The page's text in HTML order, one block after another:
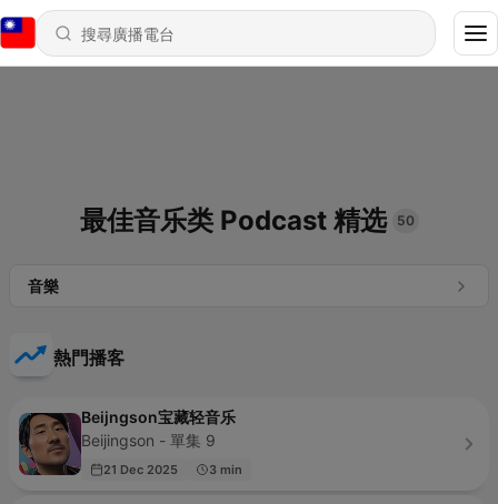
最佳音乐类 Podcast 精选 50
音樂
熱門播客
Beijngson宝藏轻音乐
Beijingson - 單集 9
21 Dec 2025 3 min